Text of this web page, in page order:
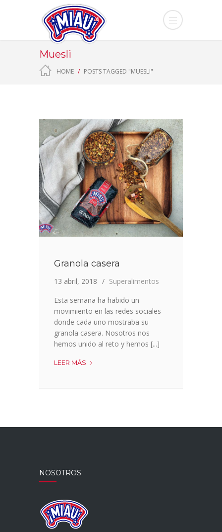
Muesli
HOME POSTS TAGGED "MUESLI"
Granola casera
13 abril, 2018
Superalimentos
Esta semana ha habido un
movimiento en las redes sociales
donde cada uno mostraba su
granola casera. Nosotros nos
hemos unido al reto y hemos [...]
LEER MÁS
NOSOTROS